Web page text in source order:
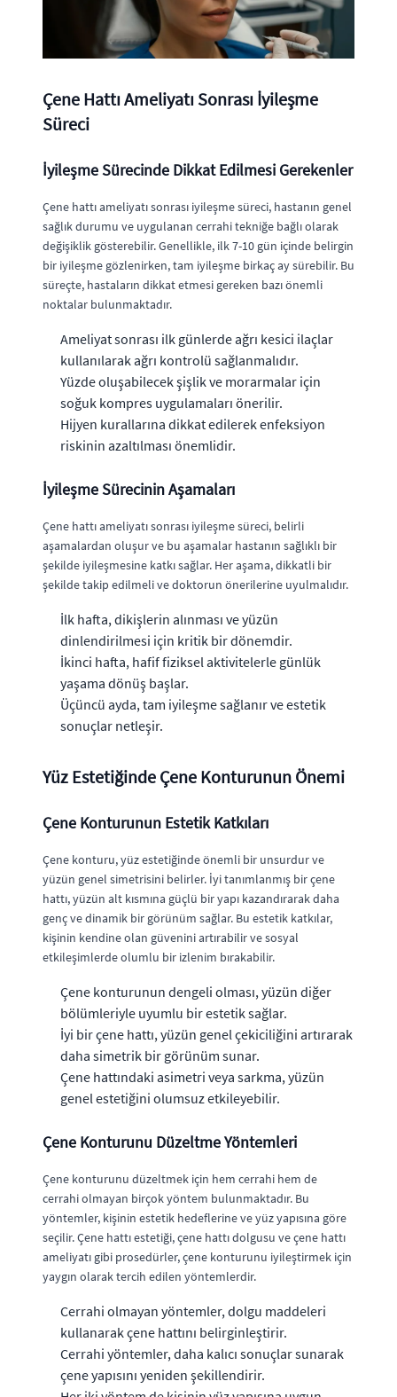
Çene Hattı Ameliyatı Sonrası İyileşme
Süreci
İyileşme Sürecinde Dikkat Edilmesi Gerekenler
Çene hattı ameliyatı sonrası iyileşme süreci, hastanın genel
sağlık durumu ve uygulanan cerrahi tekniğe bağlı olarak
değişiklik gösterebilir. Genellikle, ilk 7-10 gün içinde belirgin
bir iyileşme gözlenirken, tam iyileşme birkaç ay sürebilir. Bu
süreçte, hastaların dikkat etmesi gereken bazı önemli
noktalar bulunmaktadır.
Ameliyat sonrası ilk günlerde ağrı kesici ilaçlar
kullanılarak ağrı kontrolü sağlanmalıdır.
Yüzde oluşabilecek şişlik ve morarmalar için
soğuk kompres uygulamaları önerilir.
Hijyen kurallarına dikkat edilerek enfeksiyon
riskinin azaltılması önemlidir.
İyileşme Sürecinin Aşamaları
Çene hattı ameliyatı sonrası iyileşme süreci, belirli
aşamalardan oluşur ve bu aşamalar hastanın sağlıklı bir
şekilde iyileşmesine katkı sağlar. Her aşama, dikkatli bir
şekilde takip edilmeli ve doktorun önerilerine uyulmalıdır.
İlk hafta, dikişlerin alınması ve yüzün
dinlendirilmesi için kritik bir dönemdir.
İkinci hafta, hafif fiziksel aktivitelerle günlük
yaşama dönüş başlar.
Üçüncü ayda, tam iyileşme sağlanır ve estetik
sonuçlar netleşir.
Yüz Estetiğinde Çene Konturunun Önemi
Çene Konturunun Estetik Katkıları
Çene konturu, yüz estetiğinde önemli bir unsurdur ve
yüzün genel simetrisini belirler. İyi tanımlanmış bir çene
hattı, yüzün alt kısmına güçlü bir yapı kazandırarak daha
genç ve dinamik bir görünüm sağlar. Bu estetik katkılar,
kişinin kendine olan güvenini artırabilir ve sosyal
etkileşimlerde olumlu bir izlenim bırakabilir.
Çene konturunun dengeli olması, yüzün diğer
bölümleriyle uyumlu bir estetik sağlar.
İyi bir çene hattı, yüzün genel çekiciliğini artırarak
daha simetrik bir görünüm sunar.
Çene hattındaki asimetri veya sarkma, yüzün
genel estetiğini olumsuz etkileyebilir.
Çene Konturunu Düzeltme Yöntemleri
Çene konturunu düzeltmek için hem cerrahi hem de
cerrahi olmayan birçok yöntem bulunmaktadır. Bu
yöntemler, kişinin estetik hedeflerine ve yüz yapısına göre
seçilir. Çene hattı estetiği, çene hattı dolgusu ve çene hattı
ameliyatı gibi prosedürler, çene konturunu iyileştirmek için
yaygın olarak tercih edilen yöntemlerdir.
Cerrahi olmayan yöntemler, dolgu maddeleri
kullanarak çene hattını belirginleştirir.
Cerrahi yöntemler, daha kalıcı sonuçlar sunarak
çene yapısını yeniden şekillendirir.